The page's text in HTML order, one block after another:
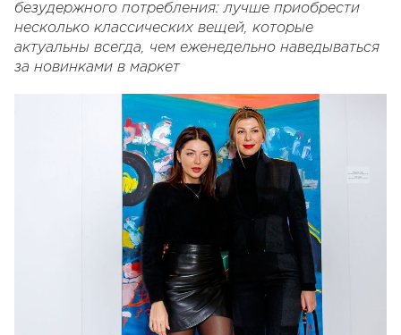
безудержного потребления: лучше приобрести
несколько классических вещей, которые
актуальны всегда, чем еженедельно наведываться
за новинками в маркет